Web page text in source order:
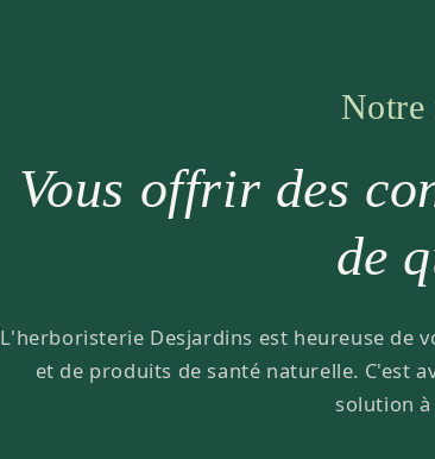
Notre
Vous offrir des
de
L'herboristerie Desjardins est heureuse de
et de produits de santé naturelle. C'est
solution à